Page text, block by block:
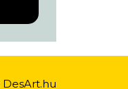
DesArt.hu